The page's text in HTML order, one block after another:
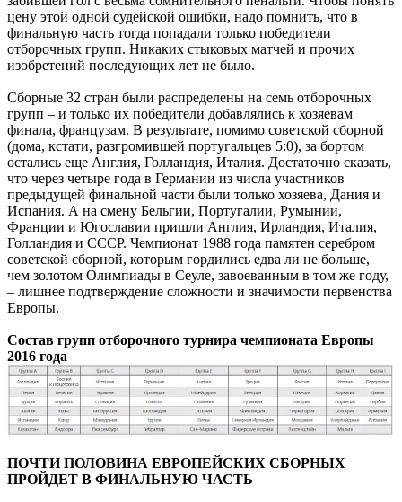
цену этой одной судейской ошибки, надо помнить, что в
финальную часть тогда попадали только победители
отборочных групп. Никаких стыковых матчей и прочих
изобретений последующих лет не было.
Сборные 32 стран были распределены на семь отборочных
групп – и только их победители добавлялись к хозяевам
финала, французам. В результате, помимо советской сборной
(дома, кстати, разгромившей португальцев 5:0), за бортом
остались еще Англия, Голландия, Италия. Достаточно сказать,
что через четыре года в Германии из числа участников
предыдущей финальной части были только хозяева, Дания и
Испания. А на смену Бельгии, Португалии, Румынии,
Франции и Югославии пришли Англия, Ирландия, Италия,
Голландия и СССР. Чемпионат 1988 года памятен серебром
советской сборной, которым гордились едва ли не больше,
чем золотом Олимпиады в Сеуле, завоеванным в том же году,
– лишнее подтверждение сложности и значимости первенства
Европы.
Состав групп отборочного турнира чемпионата Европы
2016 года
ПОЧТИ ПОЛОВИНА ЕВРОПЕЙСКИХ СБОРНЫХ
ПРОЙДЕТ В ФИНАЛЬНУЮ ЧАСТЬ